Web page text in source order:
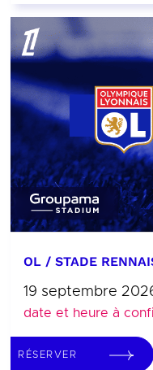
OL / STADE
19 septembre
date et heure à
RÉSERVER